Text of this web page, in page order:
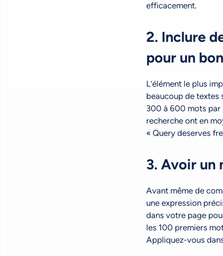
efficacement.
2. Inclure
pour un
L’élément le plus
beaucoup de textes
300 à 600 mots par
recherche ont en
« Query deserves
3. Avoir un
Avant même de
une expression
dans votre page
les 100 premiers
Appliquez-vous